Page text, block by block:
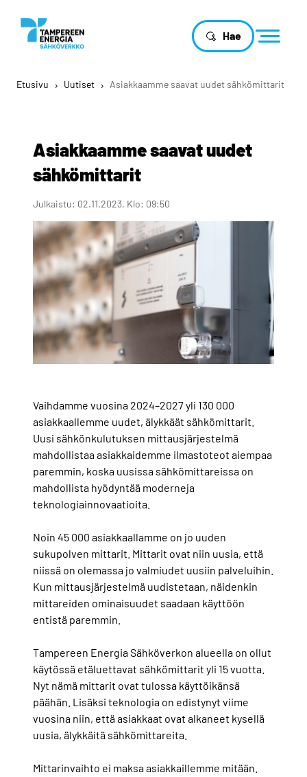
Hae
Etusivu › Uutiset › Asiakkaamme saavat uudet sähkömittarit
Asiakkaamme saavat uudet
sähkömittarit
Julkaistu: 02.11.2023, Klo: 09:50
Vaihdamme vuosina 2024–2027 yli 130 000
asiakkaallemme uudet, älykkäät sähkömittarit.
Uusi sähkönkulutuksen mittausjärjestelmä
mahdollistaa asiakkaidemme ilmastoteot aiempaa
paremmin, koska uusissa sähkömittareissa on
mahdollista hyödyntää moderneja
teknologiainnovaatioita.
Noin 45 000 asiakkaallamme on jo uuden
sukupolven mittarit. Mittarit ovat niin uusia, että
niissä on olemassa jo valmiudet uusiin palveluihin.
Kun mittausjärjestelmä uudistetaan, näidenkin
mittareiden ominaisuudet saadaan käyttöön
entistä paremmin.
Tampereen Energia Sähköverkon alueella on ollut
käytössä etäluettavat sähkömittarit yli 15 vuotta.
Nyt nämä mittarit ovat tulossa käyttöikänsä
päähän. Lisäksi teknologia on edistynyt viime
vuosina niin, että asiakkaat ovat alkaneet kysellä
uusia, älykkäitä sähkömittareita.
Mittarinvaihto ei maksa asiakkaillemme mitään.